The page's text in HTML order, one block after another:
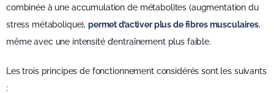
combinée à une accumulation de métabolites (augmentation du
stress métabolique),permet d’activer plus de fibres musculaires,
même avec une intensité d’entraînement plus faible.
Les trois principes de fonctionnement considérés sont les suivants
: